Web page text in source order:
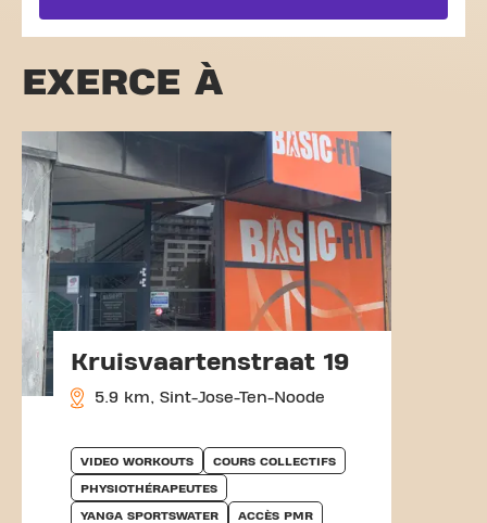
EXERCE À
Kruisvaartenstraat 19
5.9 km, Sint-Jose-Ten-Noode
VIDEO WORKOUTS COURS COLLECTIFS
PHYSIOTHÉRAPEUTES
YANGA SPORTSWATER ACCÈS PMR